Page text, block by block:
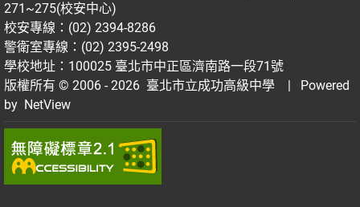
271~275(校安中心)
校安專線：(02) 2394-8286
警衛室專線：(02) 2395-2498
學校地址：100025 臺北市中正區濟南路一段71號
版權所有 © 2006 - 2026 臺北市立成功高級中學
| Powered
by NetView